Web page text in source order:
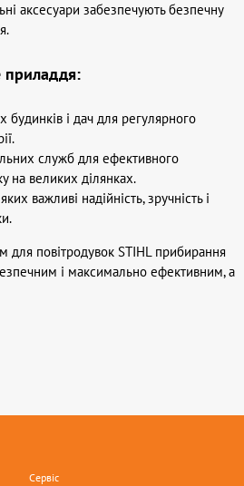
аксесуари забезпечують безпечну
приладдя:
будинків і дач для регулярного
служб для ефективного
на великих ділянках.
важливі надійність, зручність і
для повітродувок STIHL прибирання
і максимально ефективним, а
Сервіс